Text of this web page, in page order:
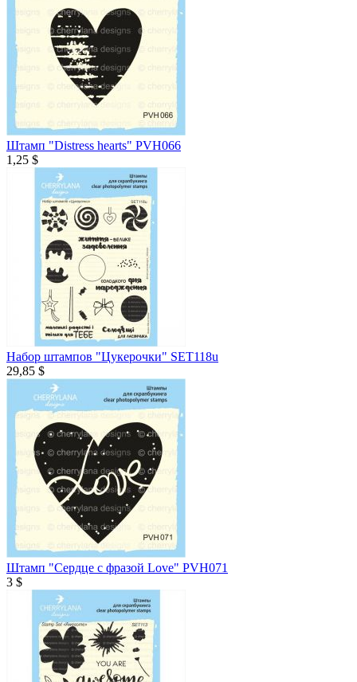
Штамп "Distress hearts" PVH066
1,25 $
Набор штампов "Цукерочки" SET118u
29,85 $
Штамп "Сердце с фразой Love" PVH071
3 $